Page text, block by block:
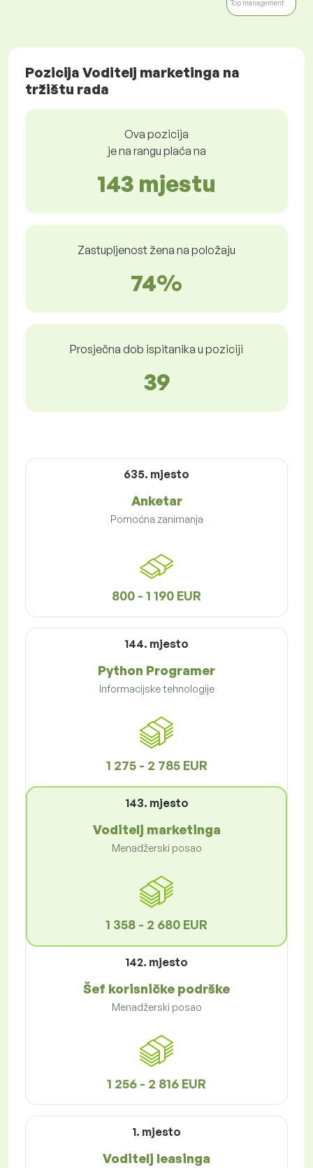
Top management
Pozicija Voditelj marketinga na
tržištu rada
Ova pozicija
je na rangu plaća na
143 mjestu
Zastupljenost žena na položaju
74%
Prosječna dob ispitanika u poziciji
39
635. mjesto
Anketar
Pomoćna zanimanja
800 - 1 190 EUR
144. mjesto
Python Programer
Informacijske tehnologije
1 275 - 2 785 EUR
143. mjesto
Voditelj marketinga
Menadžerski posao
1 358 - 2 680 EUR
142. mjesto
Šef korisničke podrške
Menadžerski posao
1 256 - 2 816 EUR
1. mjesto
Voditelj leasinga